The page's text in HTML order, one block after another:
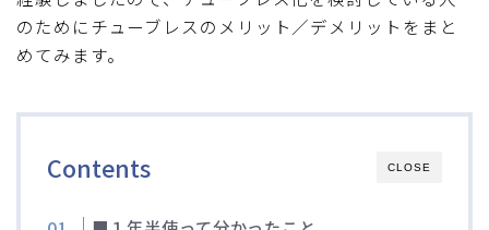
ブルベ装備
Di2関連
ブルべレポート2025
のためにチューブレスのメリット／デメリットをまと
めてみます。
CLOSE
Contents